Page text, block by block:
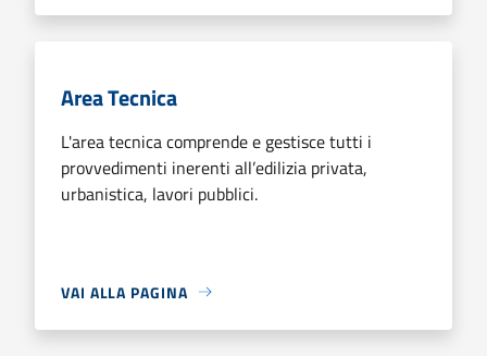
Area Tecnica
L'area tecnica comprende e gestisce tutti i
provvedimenti inerenti all’edilizia privata,
urbanistica, lavori pubblici.
VAI ALLA PAGINA